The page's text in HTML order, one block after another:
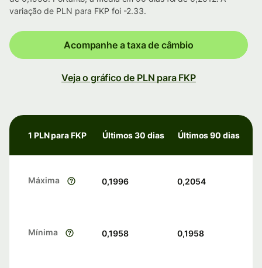
variação de PLN para FKP foi -2.33.
Acompanhe a taxa de câmbio
Veja o gráfico de PLN para FKP
1 PLN para FKP Últimos 30 dias Últimos 90 dias
Máxima 0,1996 0,2054
Mínima 0,1958 0,1958